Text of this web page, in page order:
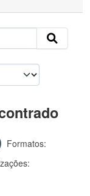
Formatos: